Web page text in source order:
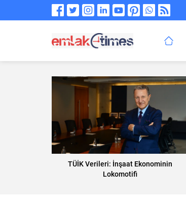
TÜİK Verileri: İnşaat Ekonominin
Lokomotifi